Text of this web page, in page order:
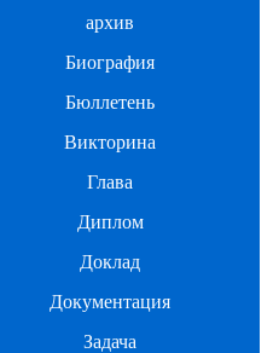
архив
Биография
Бюллетень
Викторина
Глава
Диплом
Доклад
Документация
Задача